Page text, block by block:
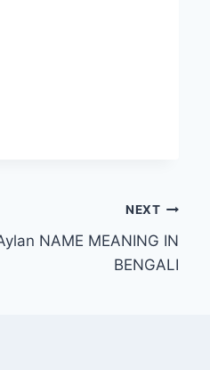
NEXT
| Aylan NAME MEANING IN
BENGALI